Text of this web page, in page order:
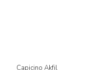
Capicino Akfil